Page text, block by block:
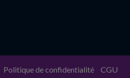
Politique de confidentialité CGU